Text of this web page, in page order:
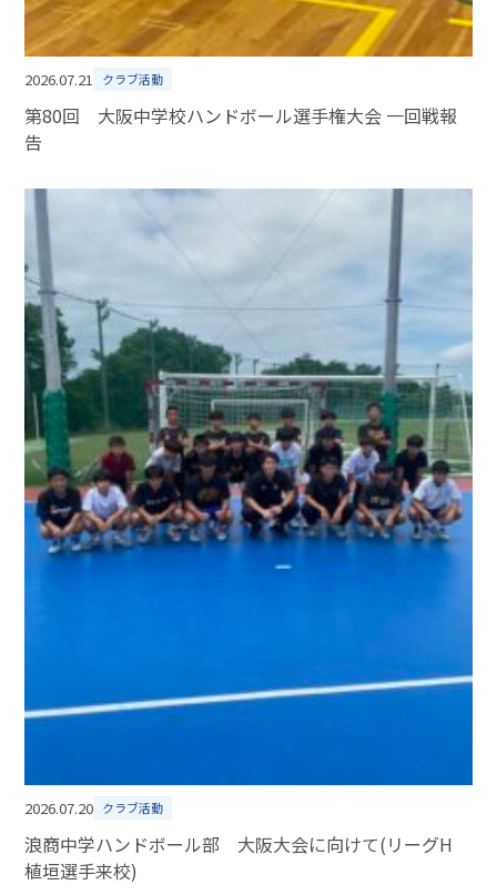
2026.07.21 クラブ活動
第80回 大阪中学校ハンドボール選手権大会 一回戦報
告
2026.07.20 クラブ活動
浪商中学ハンドボール部 大阪大会に向けて(リーグH
植垣選手来校)